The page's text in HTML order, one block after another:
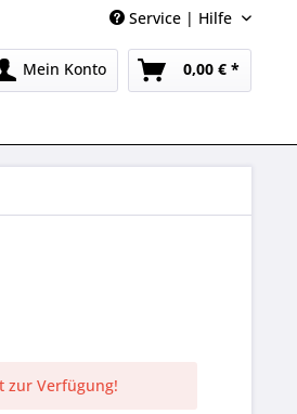
Service | Hilfe
Mein Konto 0,00 € *
zur Verfügung!